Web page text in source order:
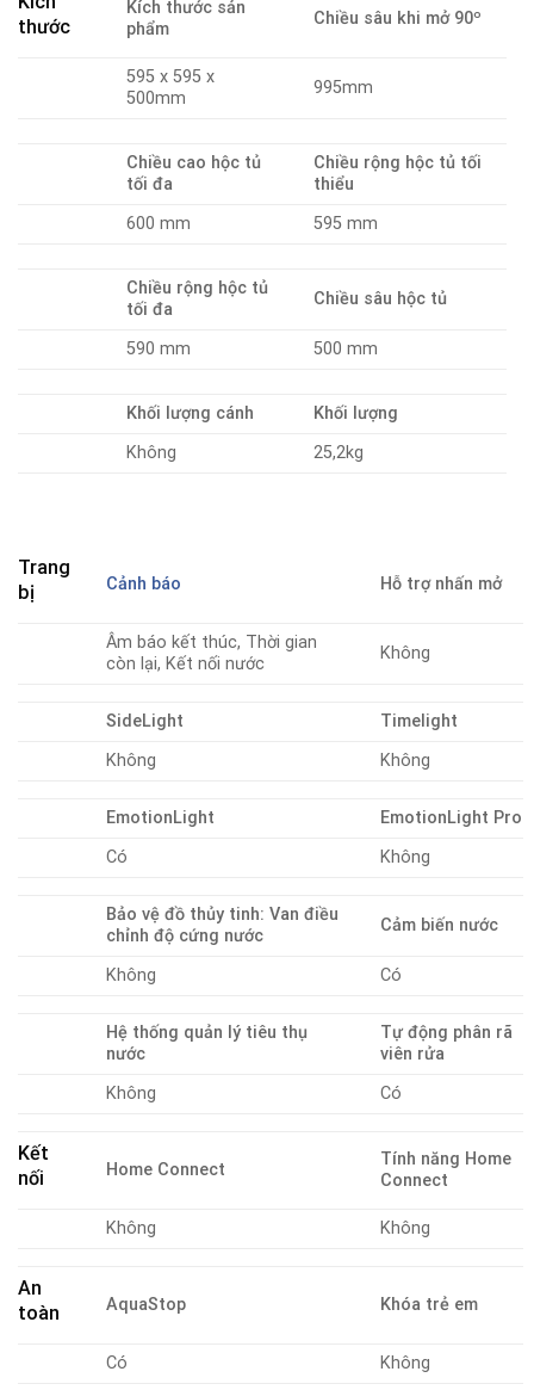
thước
Kích thước sản
phẩm
Chiều sâu khi mở 90º
595 x 595 x
500mm
995mm
Chiều cao hộc tủ
tối đa
Chiều rộng hộc tủ tối
thiểu
600 mm
595 mm
Chiều rộng hộc tủ
tối đa
Chiều sâu hộc tủ
590 mm 500 mm
Khối lượng cánh
Khối lượng
Không
25,2kg
Trang
bị
Cảnh báo Hỗ trợ nhấn mở
Âm báo kết thúc, Thời gian
còn lại, Kết nối nước
Không
SideLight
Timelight
Không
Không
EmotionLight
EmotionLight Pro
Có
Không
Bảo vệ đồ thủy tinh: Van điều
chỉnh độ cứng nước
Cảm biến nước
Không Có
Hệ thống quản lý tiêu thụ
nước
Tự động phân rã
viên rửa
Không
Có
Kết
nối
Home Connect
Tính năng Home
Connect
Không Không
An
toàn
AquaStop Khóa trẻ em
Có Không